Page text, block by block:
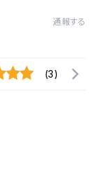
通報する
(3)